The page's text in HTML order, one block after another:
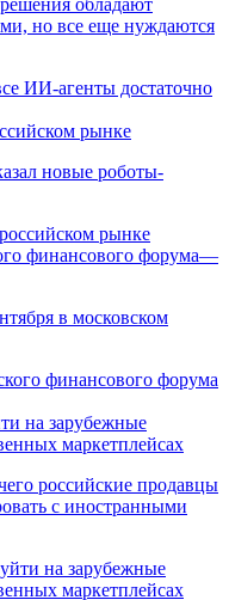
обладают
но все еще нуждаются
рынке
новые роботы-
финансового форума—
в московском
на зарубежные
маркетплейсах
российские продавцы
с иностранными